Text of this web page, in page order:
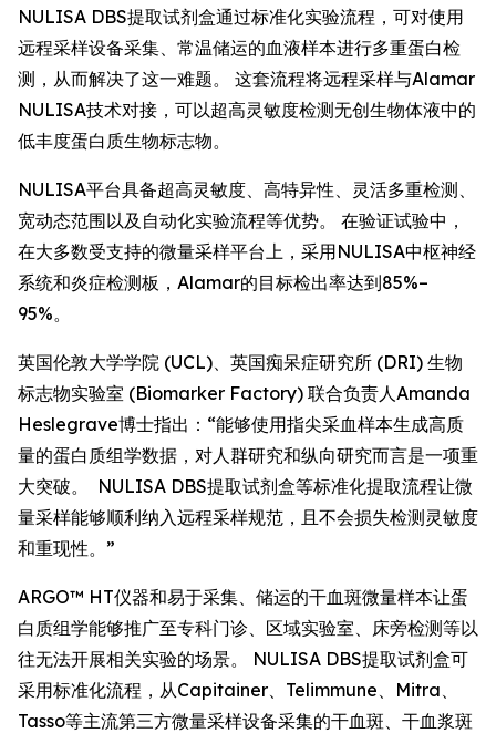
NULISA DBS提取试剂盒通过标准化实验流程，可对使用
远程采样设备采集、常温储运的血液样本进行多重蛋白检
测，从而解决了这一难题。 这套流程将远程采样与Alamar
NULISA技术对接，可以超高灵敏度检测无创生物体液中的
低丰度蛋白质生物标志物。
NULISA平台具备超高灵敏度、高特异性、灵活多重检测、
宽动态范围以及自动化实验流程等优势。 在验证试验中，
在大多数受支持的微量采样平台上，采用NULISA中枢神经
系统和炎症检测板，Alamar的目标检出率达到85%–
95%。
英国伦敦大学学院 (UCL)、英国痴呆症研究所 (DRI) 生物
标志物实验室 (Biomarker Factory) 联合负责人Amanda
Heslegrave博士指出：“能够使用指尖采血样本生成高质
量的蛋白质组学数据，对人群研究和纵向研究而言是一项重
大突破。 NULISA DBS提取试剂盒等标准化提取流程让微
量采样能够顺利纳入远程采样规范，且不会损失检测灵敏度
和重现性。”
ARGO™ HT仪器和易于采集、储运的干血斑微量样本让蛋
白质组学能够推广至专科门诊、区域实验室、床旁检测等以
往无法开展相关实验的场景。 NULISA DBS提取试剂盒可
采用标准化流程，从Capitainer、Telimmune、Mitra、
Tasso等主流第三方微量采样设备采集的干血斑、干血浆斑